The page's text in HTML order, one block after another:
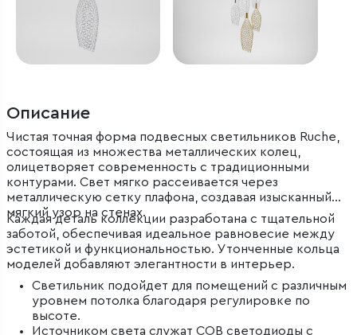
Описание
Чистая точная форма подвесных светильников Ruche,
состоящая из множества металлических колец,
олицетворяет современность с традиционными
контурами. Свет мягко рассеивается через
металлическую сетку плафона, создавая изысканный
мягкий узор на стенах.
Каждая деталь коллекции разработана с тщательной
заботой, обеспечивая идеальное равновесие между
эстетикой и функциональностью. Утонченные кольца
моделей добавляют элегантности в интерьер.
Светильник подойдет для помещений с различным
уровнем потолка благодаря регулировке по
высоте.
Источником света служат COB светодиоды с